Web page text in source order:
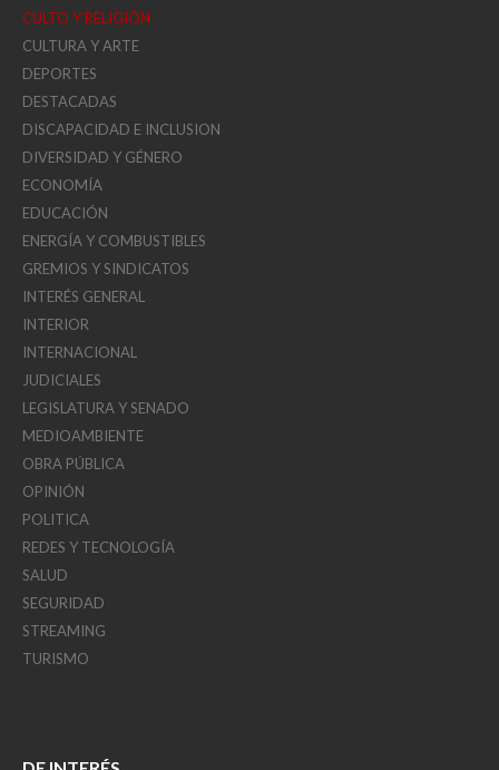
CULTO Y RELIGIÓN
CULTURA Y ARTE
DEPORTES
DESTACADAS
DISCAPACIDAD E INCLUSION
DIVERSIDAD Y GÉNERO
ECONOMÍA
EDUCACIÓN
ENERGÍA Y COMBUSTIBLES
GREMIOS Y SINDICATOS
INTERÉS GENERAL
INTERIOR
INTERNACIONAL
JUDICIALES
LEGISLATURA Y SENADO
MEDIOAMBIENTE
OBRA PÚBLICA
OPINIÓN
POLITICA
REDES Y TECNOLOGÍA
SALUD
SEGURIDAD
STREAMING
TURISMO